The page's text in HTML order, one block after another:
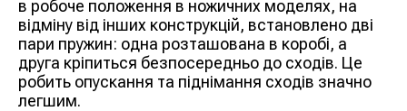
в робоче положення в ножичних моделях, на
відміну від інших конструкцій, встановлено дві
пари пружин: одна розташована в коробі, а
друга кріпиться безпосередньо до сходів. Це
робить опускання та піднімання сходів значно
легшим.